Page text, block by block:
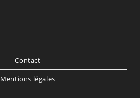
Contact
Mentions légales